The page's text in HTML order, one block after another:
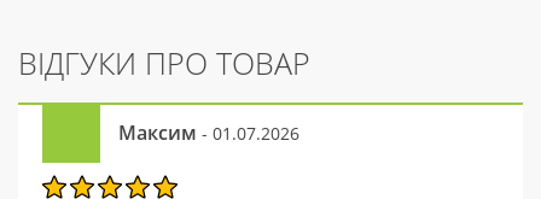
ВІДГУКИ ПРО ТОВАР
Максим - 01.07.2026